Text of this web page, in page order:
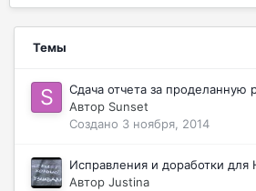
Темы
Сдача отчета за проделанную
Автор Sunset
Создано 3 ноября, 2014
Исправления и доработки для
Автор Justina